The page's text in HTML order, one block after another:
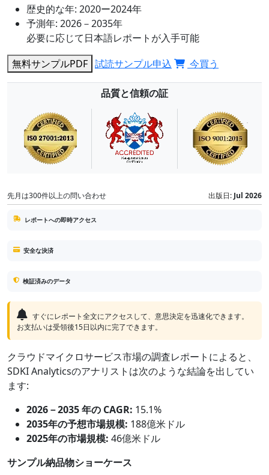
歴史的な年: 2020ー2024年
予測年: 2026－2035年
必要に応じて日本語レポートが入手可能
無料サンプルPDF 試読サンプル申込 今買う
品質と信頼の証
先月は300件以上の問い合わせ 出版日: Jul 2026
レポートへの即時アクセス
安全な決済
検証済みのデータ
すぐにレポート全文にアクセスして、意思決定を迅速化できます。
お支払いは受領後15日以内に完了できます。
クラウドマイクロサービス市場の調査レポートによると、
SDKI Analyticsのアナリストは次のような結論を出してい
ます:
2026－2035 年の CAGR: 15.1%
2035年の予想市場規模: 188億米ドル
2025年の市場規模: 46億米ドル
サンプル納品物ショーケース